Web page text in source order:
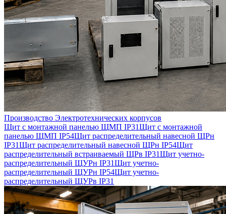
Производство Электротехнических корпусов
Щит с монтажной панелью ЩМП IP31Щит с монтажной
панелью ЩМП IP54Щит распределительный навесной ЩРн
IP31Щит распределительный навесной ЩРн IP54Щит
распределительный встраиваемый ЩРв IP31Щит учетно-
распределительный ЩУРн IP31Щит учетно-
распределительный ЩУРн IP54Щит учетно-
распределительный ЩУРв IP31